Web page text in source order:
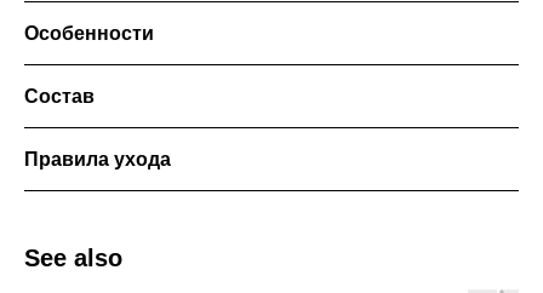
Особенности
Состав
Правила ухода
See also